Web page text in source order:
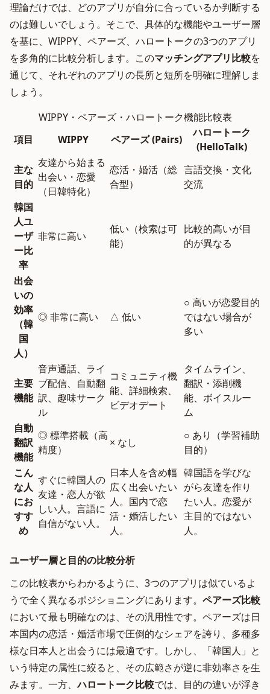
理論だけでは、どのアプリが自分に合っているか判断する
のは難しいでしょう。そこで、具体的な機能やユーザー層
を基に、WIPPY、ペアーズ、ハロートークの3つのアプリ
を多角的に比較分析します。このマッチングアプリ比較を
通じて、それぞれのアプリの長所と短所を明確に理解しま
しょう。
WIPPY・ペアーズ・ハロートーク機能比較表
項目
WIPPY ペアーズ (Pairs)
ハロートーク
(HelloTalk)
主な
目的
友達から始まる
出会い・恋愛
（日韓特化）
恋活・婚活（総
合型）
言語交換・文化
交流
韓国
人ユ
ーザ
ー比
率
非常に高い
低い（検索は可
能）
比較的高いが目
的が異なる
出会
いの
効率
（韓
国
人）
◎ 非常に高い △ 低い
○ 高いが恋愛目的
ではない場合が
多い
主要
機能
音声通話、ライ
ブ配信、自動翻
訳、趣味サーク
ル
コミュニティ機
能、詳細検索、
ビデオデート
タイムライン、
翻訳・添削機
能、ボイスルー
ム
自動
翻訳
機能
◎ 標準搭載（高
精度）
× なし
○ あり（学習補助
目的）
こん
な人
にお
すす
め
すぐに韓国人の
友達・恋人が欲
しい人。言語に
自信がない人。
日本人を含め幅
広く出会いたい
人。国内で恋
活・婚活したい
人。
韓国語を学びな
がら友達を作り
たい人。恋愛が
主目的ではない
人。
ユーザー層と目的の比較分析
この比較表からわかるように、3つのアプリは似ているよ
うで全く異なるポジショニングにあります。 ペアーズ比較
において最も明確なのは、その汎用性です。ペアーズは日
本国内の恋活・婚活市場で圧倒的なシェアを誇り、多種多
様な日本人と出会うには最適です。しかし、「韓国人」と
いう特定の属性に絞ると、その広範さが逆に非効率さを生
みます。一方、ハロートーク比較では、目的の違いが浮き